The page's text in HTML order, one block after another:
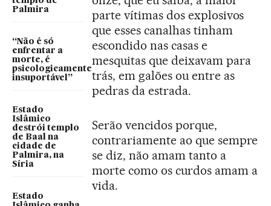
Palmira
“Não é só
enfrentar a
morte, é
psicologicamente
insuportável”
Estado
Islâmico
destrói templo
de Baal na
cidade de
Palmira, na
Síria
Estado
parte vítimas dos explosivos
que esses canalhas tinham
escondido nas casas e
mesquitas que deixavam para
trás, em galões ou entre as
pedras da estrada.
Serão vencidos porque,
contrariamente ao que sempre
se diz, não amam tanto a
morte como os curdos amam a
vida.